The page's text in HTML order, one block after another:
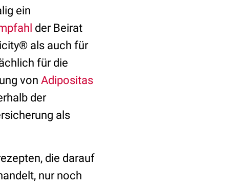
ein
der Beirat
als auch für
für die
von Adipositas
der
als
die darauf
nur noch